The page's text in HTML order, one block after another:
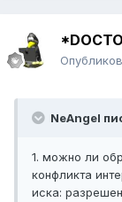
NeAngel
1. можно ли
конфликта
иска: